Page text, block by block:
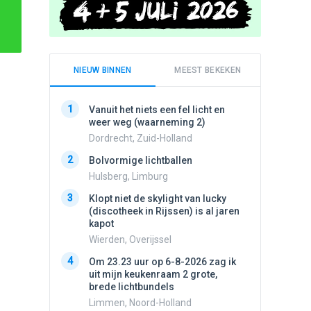
NIEUW BINNEN MEEST BEKEKEN
1
Vanuit het niets een fel licht en
weer weg (waarneming 2)
Dordrecht, Zuid-Holland
2
Bolvormige lichtballen
Hulsberg, Limburg
3
Klopt niet de skylight van lucky
(discotheek in Rijssen) is al jaren
kapot
Wierden, Overijssel
4
Om 23.23 uur op 6-8-2026 zag ik
uit mijn keukenraam 2 grote,
brede lichtbundels
Limmen, Noord-Holland